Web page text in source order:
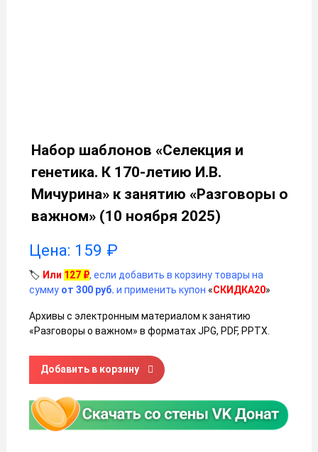
Набор шаблонов «Селекция и
генетика. К 170-летию И.В.
Мичурина» к занятию «Разговоры о
важном» (10 ноября 2025)
Цена: 159 ₽
🏷️ Или 127 ₽, если добавить в корзину товары на
сумму от 300 руб. и применить купон «СКИДКА20»
Архивы с электронным материалом к занятию
«Разговоры о важном» в форматах JPG, PDF, PPTX.
Количество товара Набор шаблонов «Селекция и
Добавить в корзину